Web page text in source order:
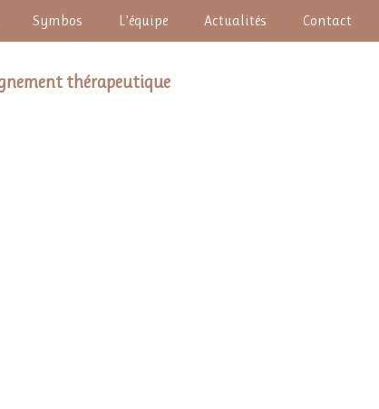
Symbos L’équipe Actualités Contact
thérapeutique